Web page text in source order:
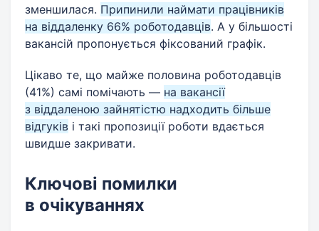
зменшилася. Припинили наймати працівників
на віддаленку 66% роботодавців. А у більшості
вакансій пропонується фіксований графік.
Цікаво те, що майже половина роботодавців
(41%) самі помічають — на вакансії
з віддаленою зайнятістю надходить більше
відгуків і такі пропозиції роботи вдається
швидше закривати.
Ключові помилки
в очікуваннях